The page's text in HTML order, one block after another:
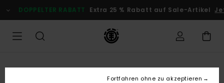
zur
Produktinformation
DOPPELTER RABATT Extra 25 % Rabatt auf Sale-Artikel
Fortfahren ohne zu akzeptieren